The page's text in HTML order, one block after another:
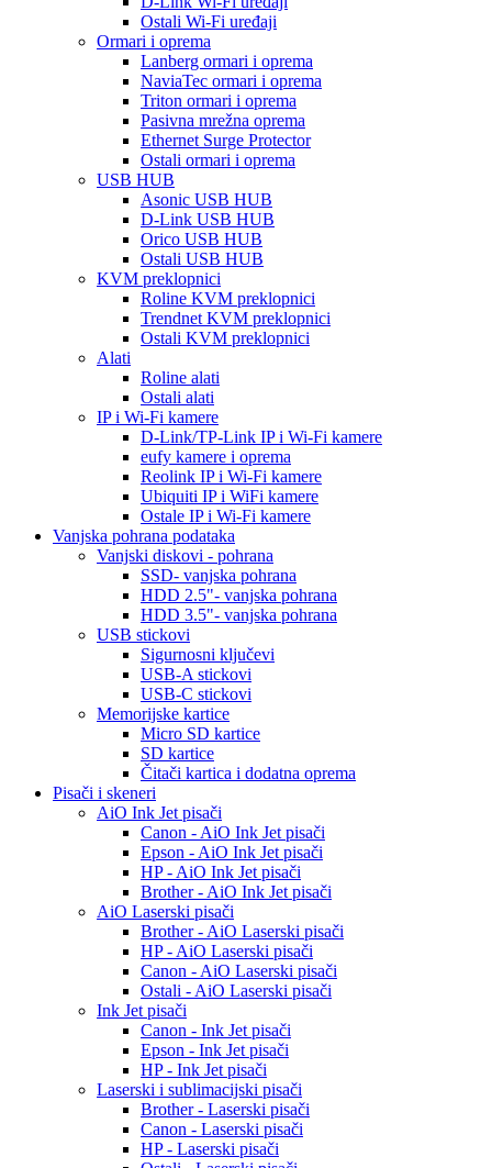
Ostali Wi-Fi uređaji
Ormari i oprema
Lanberg ormari i oprema
NaviaTec ormari i oprema
Triton ormari i oprema
Pasivna mrežna oprema
Ethernet Surge Protector
Ostali ormari i oprema
USB HUB
Asonic USB HUB
D-Link USB HUB
Orico USB HUB
Ostali USB HUB
KVM preklopnici
Roline KVM preklopnici
Trendnet KVM preklopnici
Ostali KVM preklopnici
Alati
Roline alati
Ostali alati
IP i Wi-Fi kamere
D-Link/TP-Link IP i Wi-Fi kamere
eufy kamere i oprema
Reolink IP i Wi-Fi kamere
Ubiquiti IP i WiFi kamere
Ostale IP i Wi-Fi kamere
Vanjska pohrana podataka
Vanjski diskovi - pohrana
SSD- vanjska pohrana
HDD 2.5"- vanjska pohrana
HDD 3.5"- vanjska pohrana
USB stickovi
Sigurnosni ključevi
USB-A stickovi
USB-C stickovi
Memorijske kartice
Micro SD kartice
SD kartice
Čitači kartica i dodatna oprema
Pisači i skeneri
AiO Ink Jet pisači
Canon - AiO Ink Jet pisači
Epson - AiO Ink Jet pisači
HP - AiO Ink Jet pisači
Brother - AiO Ink Jet pisači
AiO Laserski pisači
Brother - AiO Laserski pisači
HP - AiO Laserski pisači
Canon - AiO Laserski pisači
Ostali - AiO Laserski pisači
Ink Jet pisači
Canon - Ink Jet pisači
Epson - Ink Jet pisači
HP - Ink Jet pisači
Laserski i sublimacijski pisači
Brother - Laserski pisači
Canon - Laserski pisači
HP - Laserski pisači